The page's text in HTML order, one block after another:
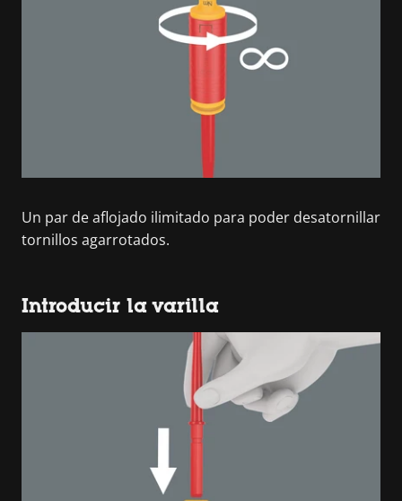
Un par de aflojado ilimitado para poder desatornillar
tornillos agarrotados.
Introducir la varilla